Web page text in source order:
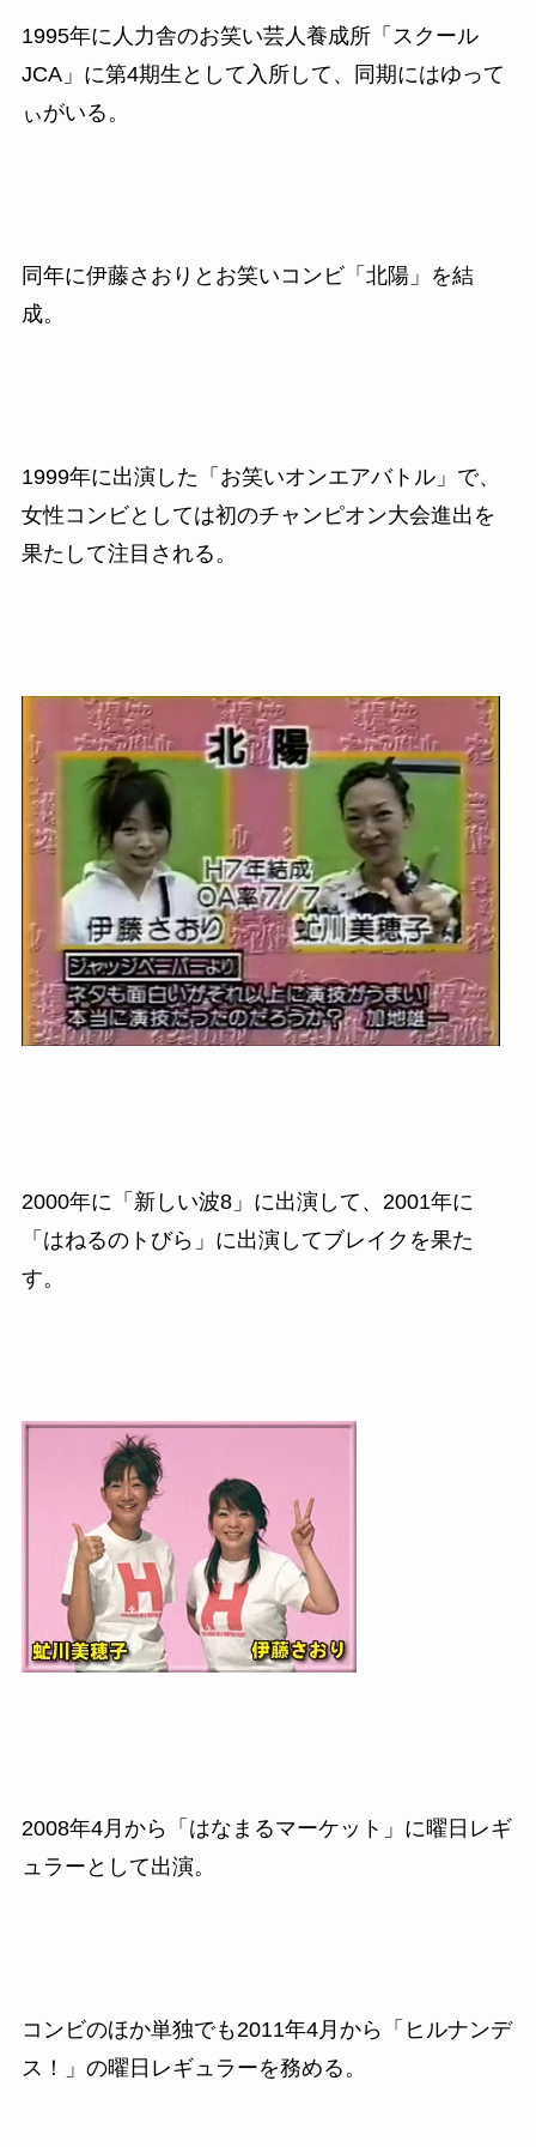
1995年に人力舎のお笑い芸人養成所「スクール
JCA」に第4期生として入所して、同期にはゆって
ぃがいる。
同年に伊藤さおりとお笑いコンビ「北陽」を結
成。
1999年に出演した「お笑いオンエアバトル」で、
女性コンビとしては初のチャンピオン大会進出を
果たして注目される。
2000年に「新しい波8」に出演して、 2001年に
「はねるのトびら」に出演してブレイクを果た
す。
2008年4月から「はなまるマーケット」に曜日レギ
ュラーとして出演。
コンビのほか単独でも2011年4月から「ヒルナンデ
ス！」の曜日レギュラーを務める。